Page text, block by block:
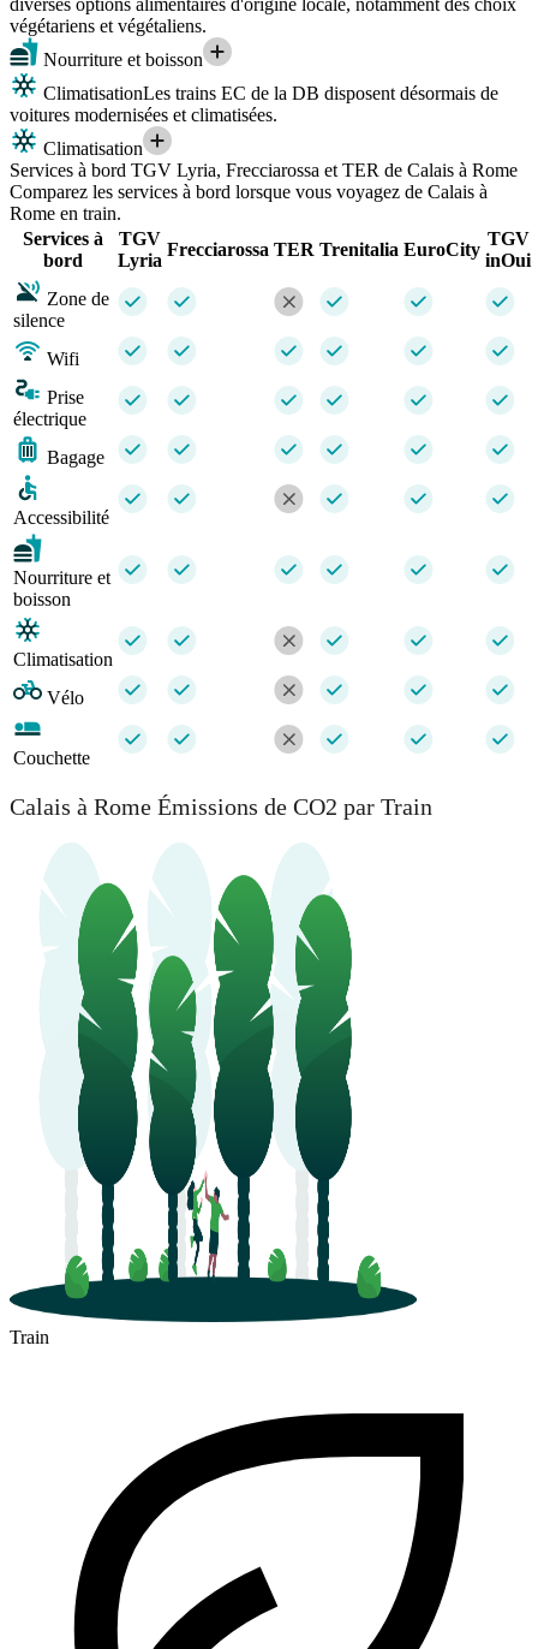
diverses options alimentaires d'origine locale, notamment des choix
végétariens et végétaliens.
Nourriture et boisson
ClimatisationLes trains EC de la DB disposent désormais de
voitures modernisées et climatisées.
Climatisation
Services à bord TGV Lyria, Frecciarossa et TER de Calais à Rome
Comparez les services à bord lorsque vous voyagez de Calais à
Rome en train.
Services à
bord
TGV
Lyria
Frecciarossa TER Trenitalia EuroCity
TGV
inOui
Zone de
silence
Wifi
Prise
électrique
Bagage
Accessibilité
Nourriture et
boisson
Climatisation
Vélo
Couchette
Calais à Rome Émissions de CO2 par Train
Train